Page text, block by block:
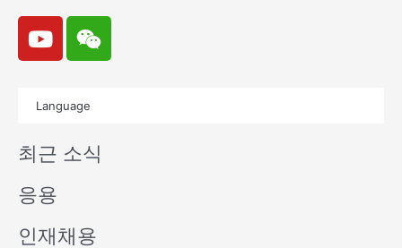
Y
o
u
e
W
e
i
n
Language
최근 소식
응용
인재채용